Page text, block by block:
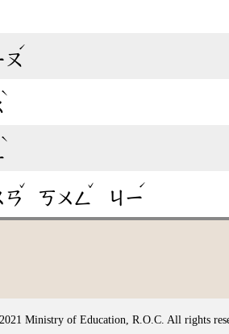
ㄡ
ˊ
ˋ
ˋ
ㄢ
ˇ
ㄎㄨㄥ
ˇ
ㄐㄧ
ˊ
Ministry of Education, R.O.C. All rights